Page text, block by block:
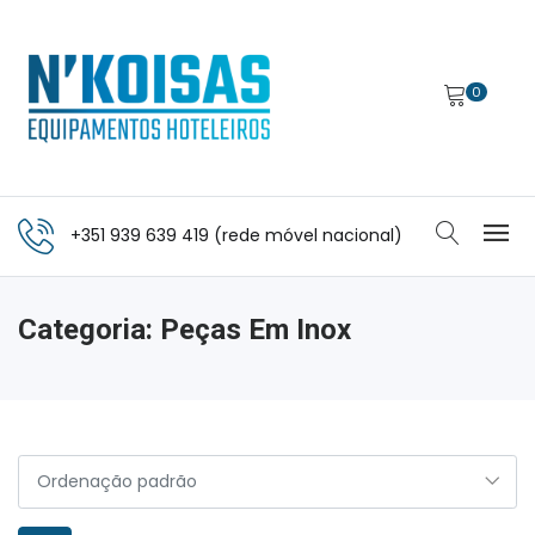
0
+351 939 639 419 (rede móvel nacional)
Categoria: Peças Em Inox